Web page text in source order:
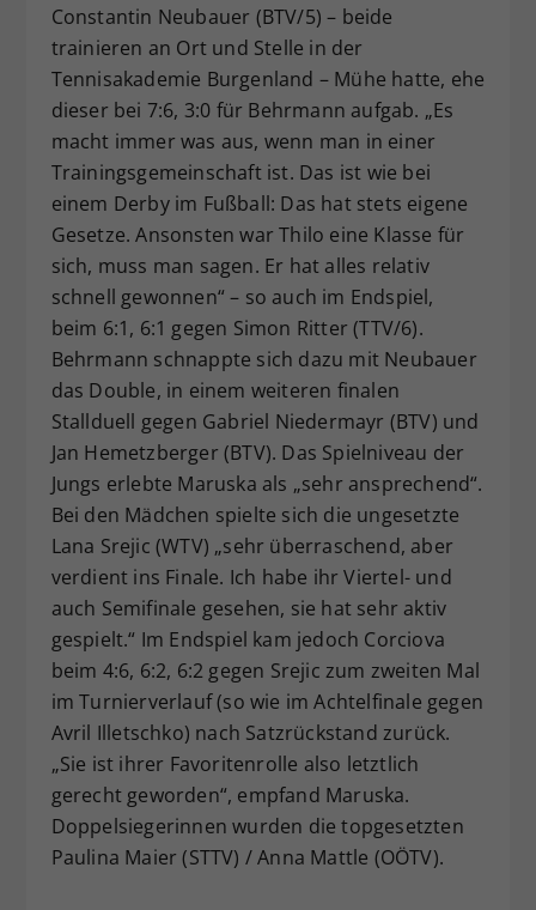
Constantin Neubauer (BTV/5) – beide
trainieren an Ort und Stelle in der
Tennisakademie Burgenland – Mühe hatte, ehe
dieser bei 7:6, 3:0 für Behrmann aufgab. „Es
macht immer was aus, wenn man in einer
Trainingsgemeinschaft ist. Das ist wie bei
einem Derby im Fußball: Das hat stets eigene
Gesetze. Ansonsten war Thilo eine Klasse für
sich, muss man sagen. Er hat alles relativ
schnell gewonnen“ – so auch im Endspiel,
beim 6:1, 6:1 gegen Simon Ritter (TTV/6).
Behrmann schnappte sich dazu mit Neubauer
das Double, in einem weiteren finalen
Stallduell gegen Gabriel Niedermayr (BTV) und
Jan Hemetzberger (BTV). Das Spielniveau der
Jungs erlebte Maruska als „sehr ansprechend“.
Bei den Mädchen spielte sich die ungesetzte
Lana Srejic (WTV) „sehr überraschend, aber
verdient ins Finale. Ich habe ihr Viertel- und
auch Semifinale gesehen, sie hat sehr aktiv
gespielt.“ Im Endspiel kam jedoch Corciova
beim 4:6, 6:2, 6:2 gegen Srejic zum zweiten Mal
im Turnierverlauf (so wie im Achtelfinale gegen
Avril Illetschko) nach Satzrückstand zurück.
„Sie ist ihrer Favoritenrolle also letztlich
gerecht geworden“, empfand Maruska.
Doppelsiegerinnen wurden die topgesetzten
Paulina Maier (STTV) / Anna Mattle (OÖTV).